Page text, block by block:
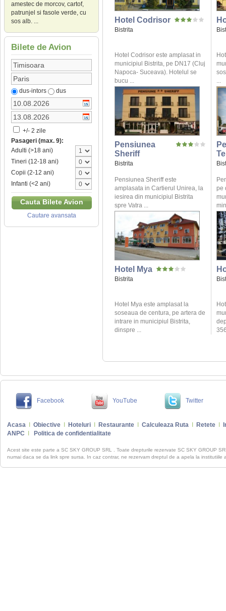
amestec de morcov, cartof,
patrunjel si fasole verde, cu
sos alb. ...
Bilete de Avion
dus-intors dus
+/- 2 zile
Pasageri (max. 9):
Adulti (>18 ani)
Tineri (12-18 ani)
Copii (2-12 ani)
Infanti (<2 ani)
Cauta Bilete Avion
Cautare avansata
Hotel Codrisor
Bistrita
Hotel Codrisor este amplasat in
municipiul Bistrita, pe DN17 (Cluj
Napoca- Suceava). Hotelul se
bucu ...
...
Pensiunea
Sheriff
Bistrita
Pensiunea Sheriff este
amplasata in Cartierul Unirea, la
iesirea din municipiul Bistrita
spre Vatra ...
pe
Hotel Mya
Bistrita
Hotel Mya este amplasat la
soseaua de centura, pe artera de
intrare in municipiul Bistrita,
dinspre ...
Facebook YouTube Twitter
Acasa Obiective Hoteluri Restaurante Calculeaza Ruta Retete
ANPC
Politica de confidentialitate
Acest site este parte a SC SKY GROUP SRL . Toate drepturile rezervate SC SKY GROUP
numai daca se da link spre sursa. In caz contrar, ne rezervam dreptul de a apela la institutiile